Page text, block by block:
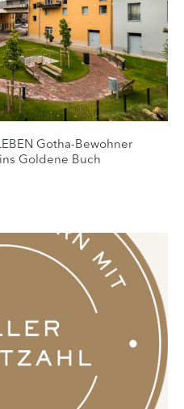
Gotha-Bewohner
Goldene Buch